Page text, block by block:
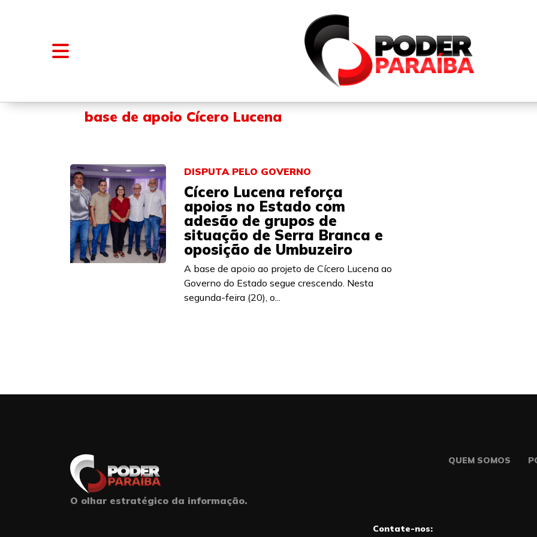
FALE CONOSCO
base de apoio Cícero Lucena
DISPUTA PELO GOVERNO
Cícero Lucena reforça
apoios no Estado com
adesão de grupos de
situação de Serra Branca e
oposição de Umbuzeiro
A base de apoio ao projeto de Cícero Lucena ao
Governo do Estado segue crescendo. Nesta
segunda-feira (20), o...
O olhar estratégico da informação.
QUEM SOMOS
Contate-nos: